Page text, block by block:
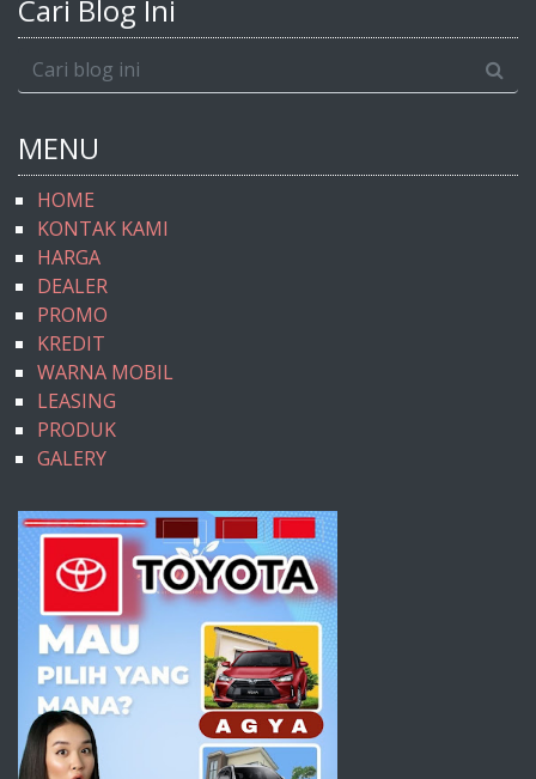
Cari Blog Ini
MENU
HOME
KONTAK KAMI
HARGA
DEALER
PROMO
KREDIT
WARNA MOBIL
LEASING
PRODUK
GALERY